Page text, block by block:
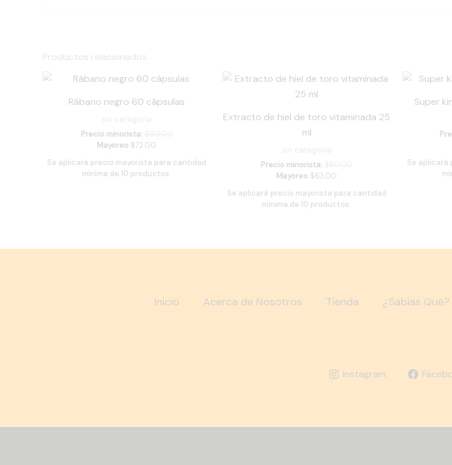
Productos relacionados
Rábano negro 60 cápsulas
Precio minorista:
Mayoreo $72.00
Se aplicará precio mayorista para cantidad
mínima de 10 productos.
Extracto de hiel de toro vitaminada 25
ml
Precio minorista:
Mayoreo $63.00
Se aplicará precio mayorista para cantidad
mínima de 10 productos.
Super
Se aplicará
Inicio Acerca de Nosotros Tienda ¿Sabias Qué?
Instagram